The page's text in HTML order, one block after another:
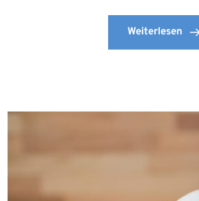
Weiterlesen